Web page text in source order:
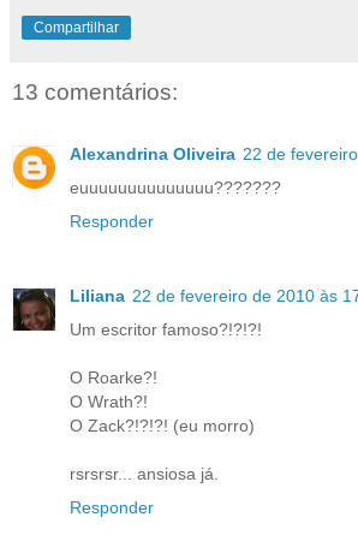
Compartilhar
13 comentários:
Alexandrina Oliveira 22 de
euuuuuuuuuuuuuu???????
Responder
Liliana 22 de fevereiro de 2010 às
Um escritor famoso?!?!?!
O Roarke?!
O Wrath?!
O Zack?!?!?! (eu morro)
rsrsrsr... ansiosa já.
Responder